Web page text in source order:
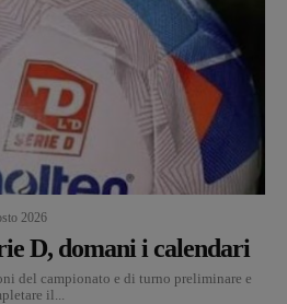
2026
D, domani i calendari
del campionato e di turno preliminare e
il...